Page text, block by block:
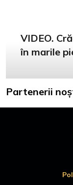
VIDEO.
în marile
Partenerii